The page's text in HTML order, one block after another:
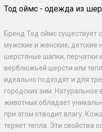
Тод оймс - одежда из
Бренд Тод оймс существует
мужские и женские, детские
шерстяные шапки, перчатки
верблюжьей шерсти или
идеально подходят и для
городских зим. Натуральное
животных обладает
при этом отводит влагу.
теряет тепла. Эти свойства